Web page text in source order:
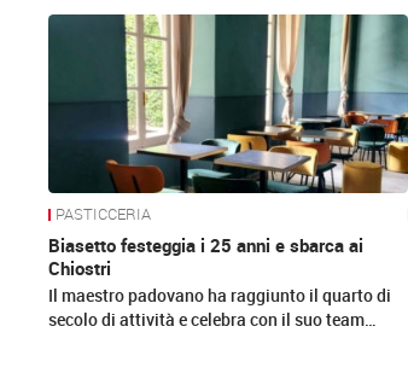
News
PASTICCERIA
Biasetto festeggia i 25 anni e sbarca ai
Chiostri
Il maestro padovano ha raggiunto il quarto di
secolo di attività e celebra con il suo team…